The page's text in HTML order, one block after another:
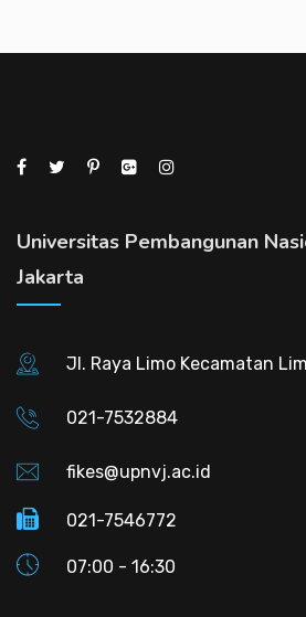
Universitas Pembangunan
Jakarta
Jl. Raya Limo Kecamatan
021-7532884
fikes@upnvj.ac.id
021-7546772
07:00 - 16:30